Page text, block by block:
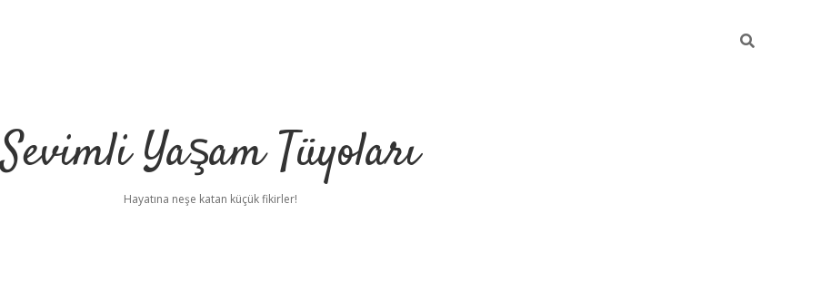
Sevimli Yaşam Tüyoları
Hayatına neşe katan küçük fikirler!